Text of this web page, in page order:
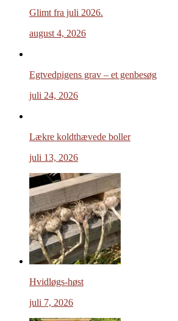
Glimt fra juli 2026.
august 4, 2026
Egtvedpigens grav – et genbesøg
juli 24, 2026
Lækre koldthævede boller
juli 13, 2026
Hvidløgs-høst
juli 7, 2026